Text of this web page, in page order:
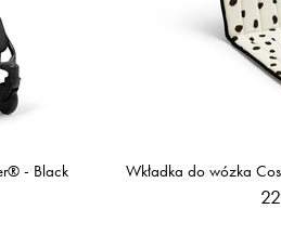
- Black